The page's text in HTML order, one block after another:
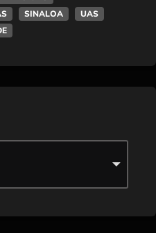
SINALOA
UAS